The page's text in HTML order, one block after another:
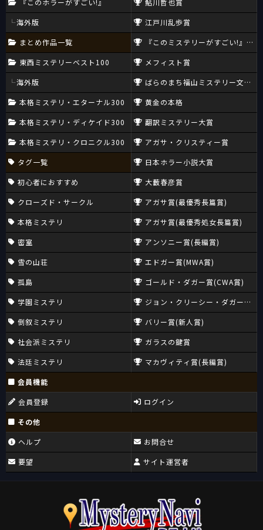
『このホラーがすごい!』
海外版
まとめ作品一覧
東西ミステリーベスト100
海外版
本格ミステリ・エターナル300
本格ミステリ・ディケイド300
本格ミステリ・クロニクル300
タグ一覧
初心者におすすめ
クローズド・サークル
本格ミステリ
密室
雪の山荘
孤島
学園ミステリ
倒叙ミステリ
社会派ミステリ
法廷ミステリ
鮎川哲也賞
江戸川乱歩賞
『このミステリーがすごい!』大賞
メフィスト賞
ばらのまち福山ミステリー文学新
黄金の本格
翻訳ミステリー大賞
アガサ・クリスティー賞
日本ホラー小説大賞
大藪春彦賞
アガサ賞(最優秀長篇賞)
アガサ賞(最優秀処女長篇賞)
アンソニー賞(長編賞)
エドガー賞(MWA賞)
ゴールド・ダガー賞(CWA賞)
ジョン・クリーシー・ダガー賞
バリー賞(新人賞)
ガラスの鍵賞
マカヴィティ賞(長編賞)
会員機能
会員登録
ログイン
その他
ヘルプ
要望
お問合せ
サイト運営者